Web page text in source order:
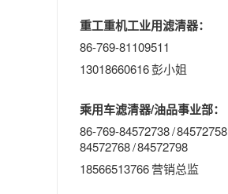
重工重机工业用滤清器：
86-769-81109511
13018660616 彭小姐
乘用车滤清器/油品事业部：
86-769-84572738 / 84572758
84572768 / 84572798
18566513766 营销总监